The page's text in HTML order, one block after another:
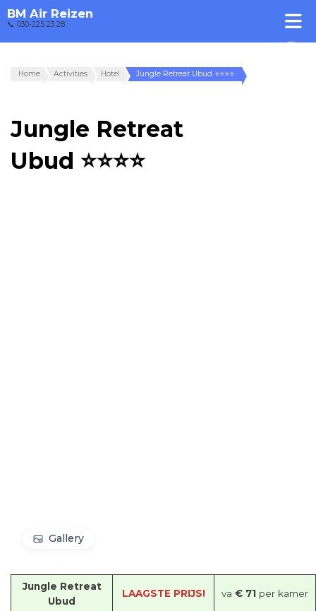
BM Air Reizen
📞 030-225 23 28
Home Activities Hotel Jungle Retreat Ubud ⭐⭐⭐⭐
Jungle Retreat
Ubud ⭐⭐⭐⭐
Gallery
Jungle Retreat
Ubud
LAAGSTE PRIJS! va € 71 per kamer